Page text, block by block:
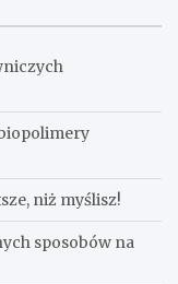
niż myślisz!
sposobów na